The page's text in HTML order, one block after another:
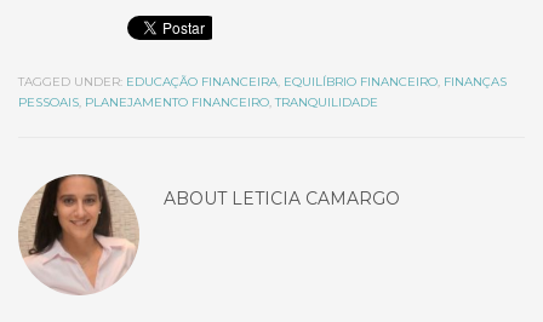
TAGGED UNDER: EDUCAÇÃO FINANCEIRA, EQUILÍBRIO FINANCEIRO, FINANÇAS
PESSOAIS, PLANEJAMENTO FINANCEIRO,TRANQUILIDADE
ABOUT LETICIA CAMARGO